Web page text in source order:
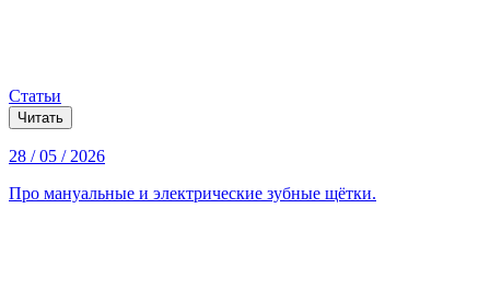
Статьи
Читать
28 / 05 / 2026
Про мануальные и электрические зубные щётки.